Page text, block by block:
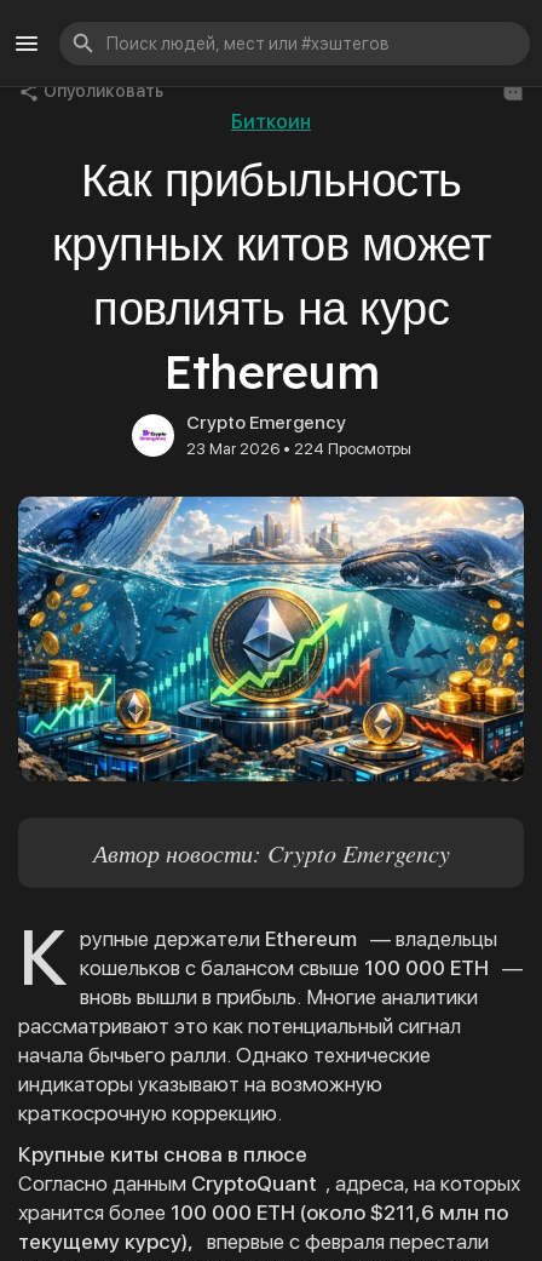
Опубликовать
Биткоин
Как прибыльность
крупных китов может
повлиять на курс
Ethereum
Crypto Emergency
23 Mar 2026• 224 Просмотры
Автор новости: Crypto Emergency
К рупные держатели Ethereum — владельцы
кошельков с балансом свыше 100 000 ETH —
вновь вышли в прибыль. Многие аналитики
рассматривают это как потенциальный сигнал
начала бычьего ралли. Однако технические
индикаторы указывают на возможную
краткосрочную коррекцию.
Крупные киты снова в плюсе
Согласно данным CryptoQuant , адреса, на которых
хранится более 100 000 ETH (около $211,6 млн по
текущему курсу), впервые с февраля перестали